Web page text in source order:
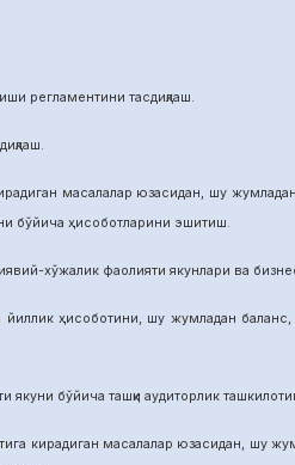
регламентини тасдиқлаш.
масалалар юзасидан, шу жумладан,
бўйича ҳисоботларини эшитиш.
фаолияти якунлари ва
ҳисоботини, шу жумладан баланс,
бўйича ташқи аудиторлик
масалалар юзасидан, шу